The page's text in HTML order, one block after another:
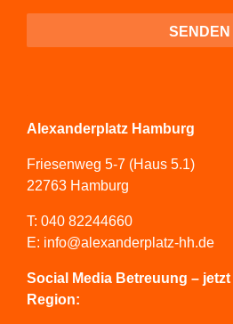
Alexanderplatz Hamburg
Friesenweg 5-7 (Haus 5.1)
22763 Hamburg
T: 040 82244660
E: info@alexanderplatz-hh.de
Social Media Betreuung –
Region: